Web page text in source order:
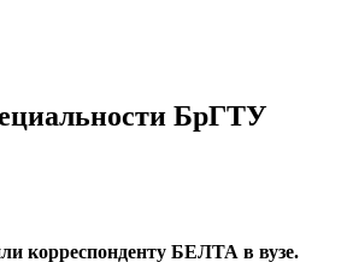
БрГТУ
корреспонденту БЕЛТА в вузе.